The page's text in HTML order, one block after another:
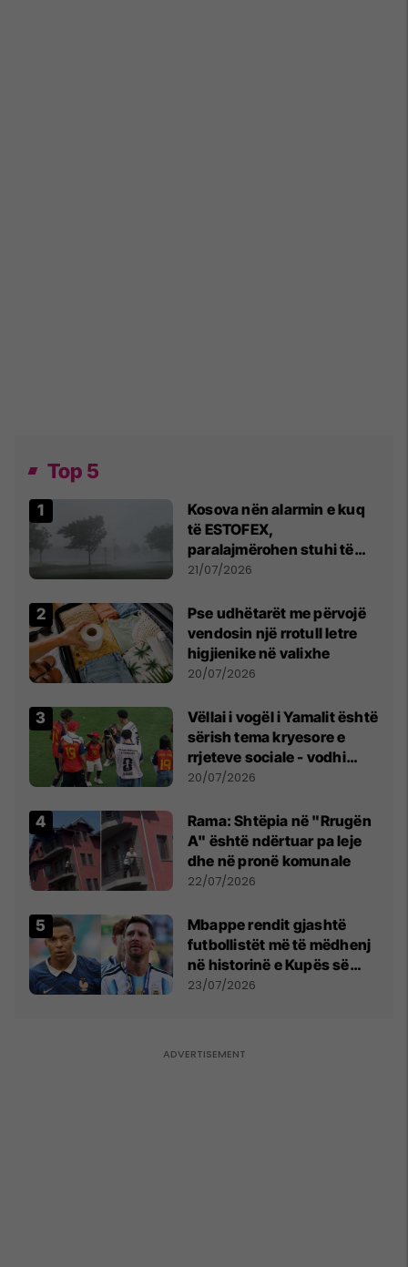
Top 5
Kosova nën alarmin e kuq
të ESTOFEX,
paralajmërohen stuhi të
fuqishme me breshër dhe
21/07/2026
Pse udhëtarët me përvojë
vendosin një rrotull letre
higjienike në valixhe
20/07/2026
Vëllai i vogël i Yamalit është
sërish tema kryesore e
rrjeteve sociale - vodhi
vëmendjen pas finales së
20/07/2026
Rama: Shtëpia në "Rrugën
A" është ndërtuar pa leje
dhe në pronë komunale
22/07/2026
Mbappe rendit gjashtë
futbollistët më të mëdhenj
në historinë e Kupës së
Botës, Messi mbetet i dyti
23/07/2026